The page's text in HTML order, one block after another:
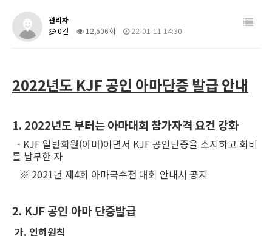
관리자
0건
12,506회 22-01-11 14:30
2022년도 KJF 공인 아마단증 발급 안내
1. 2022년도 부터는 아마대회 참가자격 요건 강화
- KJF 일반회원(아마)이면서 KJF 공인단증을 소지하고 회비
를 납부한 자
※ 2021년 제4회 아마국수전 대회 안내시 공지​
2. KJF공인 아마 단증발급
가. 인허원칙